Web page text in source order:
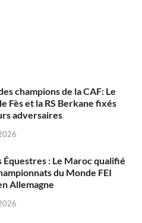
champions de la CAF: Le
Fès et la RS Berkane fixés
adversaires
Équestres : Le Maroc qualifié
du Monde FEI
Allemagne